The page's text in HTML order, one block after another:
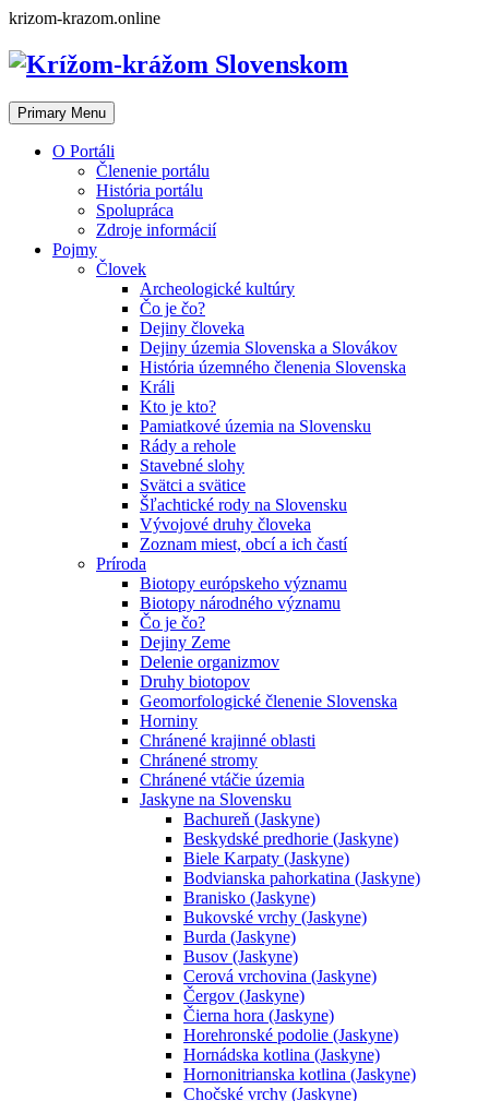
Skip
content
krizom-krazom.online
Primary Menu
O Portáli
Členenie portálu
História portálu
Spolupráca
Zdroje informácií
Pojmy
Človek
Archeologické kultúry
Čo je čo?
Dejiny človeka
Dejiny územia Slovenska a Slovákov
História územného členenia Slovenska
Králi
Kto je kto?
Pamiatkové územia na Slovensku
Rády a rehole
Stavebné slohy
Svätci a svätice
Šľachtické rody na Slovensku
Vývojové druhy človeka
Zoznam miest, obcí a ich častí
Príroda
Biotopy európskeho významu
Biotopy národného významu
Čo je čo?
Dejiny Zeme
Delenie organizmov
Druhy biotopov
Geomorfologické členenie Slovenska
Horniny
Chránené krajinné oblasti
Chránené stromy
Chránené vtáčie územia
Jaskyne na Slovensku
Bachureň (Jaskyne)
Beskydské predhorie (Jaskyne)
Biele Karpaty (Jaskyne)
Bodvianska pahorkatina (Jaskyne)
Branisko (Jaskyne)
Bukovské vrchy (Jaskyne)
Burda (Jaskyne)
Busov (Jaskyne)
Cerová vrchovina (Jaskyne)
Čergov (Jaskyne)
Čierna hora (Jaskyne)
Horehronské podolie (Jaskyne)
Hornádska kotlina (Jaskyne)
Hornonitrianska kotlina (Jaskyne)
Chočské vrchy (Jaskyne)